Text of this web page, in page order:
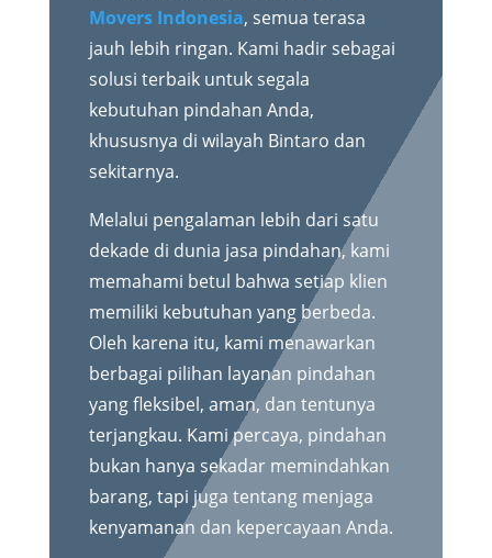
Movers Indonesia, semua terasa
jauh lebih ringan. Kami hadir sebagai
solusi terbaik untuk segala
kebutuhan pindahan Anda,
khususnya di wilayah Bintaro dan
sekitarnya.
Melalui pengalaman lebih dari satu
dekade di dunia jasa pindahan, kami
memahami betul bahwa setiap klien
memiliki kebutuhan yang berbeda.
Oleh karena itu, kami menawarkan
berbagai pilihan layanan pindahan
yang fleksibel, aman, dan tentunya
terjangkau. Kami percaya, pindahan
bukan hanya sekadar memindahkan
barang, tapi juga tentang menjaga
kenyamanan dan kepercayaan Anda.